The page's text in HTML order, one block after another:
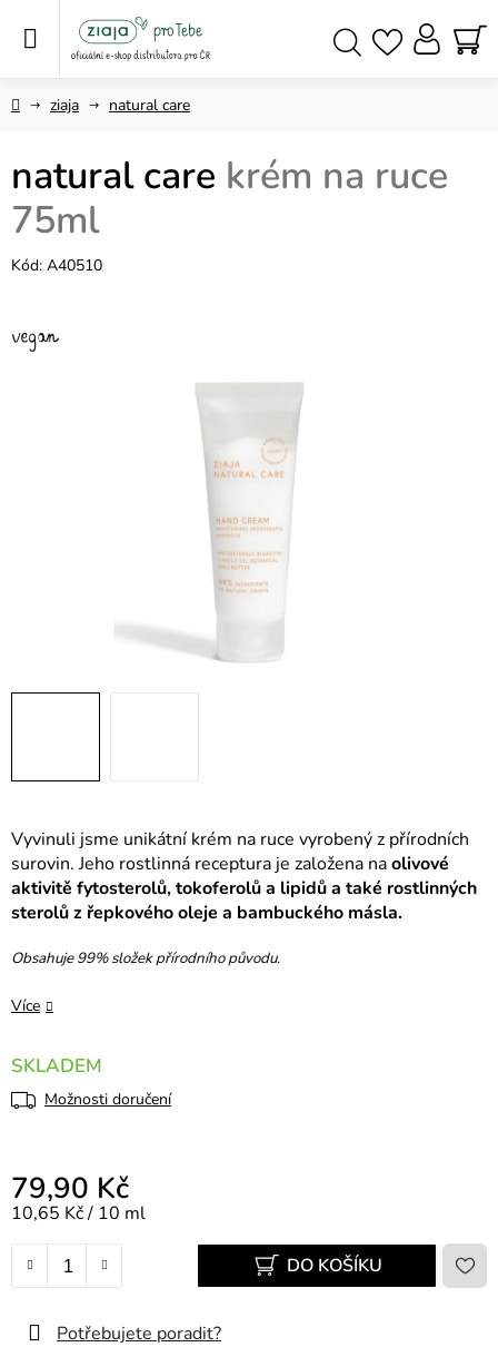
Domůziaja natural care
Vyvinuli jsme unikátní krém na ruce vyrobený z přírodních
surovin. Jeho rostlinná receptura je založena naolivové
aktivitě fytosterolů, tokoferolů a lipidů a také rostlinných
sterolů z řepkového oleje a bambuckého másla.
Obsahuje 99% složek přírodního původu.
Více
SKLADEM
Možnosti doručení
79,90 Kč
Měrná cena:
10,65 Kč / 10 ml
DO KOŠÍKU
Potřebujete poradit?
natural care krém na ruce
75ml
Kód: A40510